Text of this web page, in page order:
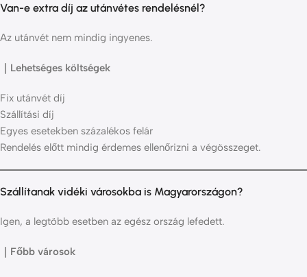
Van-e extra díj az utánvétes rendelésnél?
Az utánvét nem mindig ingyenes.
｜Lehetséges költségek
Fix utánvét díj
Szállítási díj
Egyes esetekben százalékos felár
Rendelés előtt mindig érdemes ellenőrizni a végösszeget.
Szállítanak vidéki városokba is Magyarországon?
Igen, a legtöbb esetben az egész ország lefedett.
｜Főbb városok